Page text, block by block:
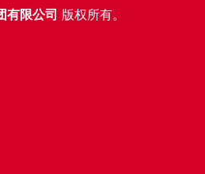
有限公司 版权所有。